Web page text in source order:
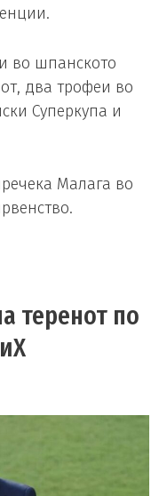
во шпанското
два трофеи во
Суперкупа и
Малага во
теренот по